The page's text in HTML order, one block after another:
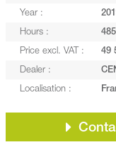
Year :
Hours :
Price excl. VAT : 49
Dealer :
Localisation :